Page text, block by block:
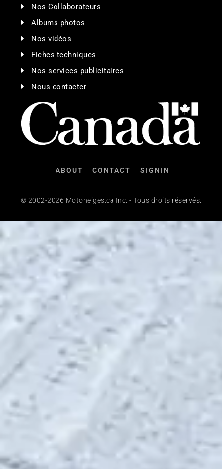
Nos Collaborateurs
Albums photos
Nos vidéos
Fiches techniques
Nos services publicitaires
Nous contacter
ABOUT CONTACT SIGNIN
© 2002-2026 Motoneiges.ca Inc. - Tous droits réservés.